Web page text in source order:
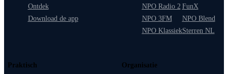
Ontdek
Download de app
NPO Radio 2
NPO 3FM
NPO Klassiek
FunX
NPO Blend
Sterren NL
Praktisch Organisatie